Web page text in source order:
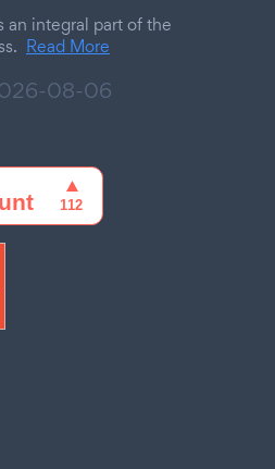
an integral part of the
Read More
08-06